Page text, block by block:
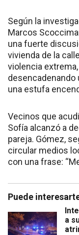
Según la
Marcos
una fuerte
vivienda de la
violencia
desencadenando
una estufa
Vecinos que
Sofía alcanzó a
pareja. Gómez,
circular medios
con una frase:
Puede
a